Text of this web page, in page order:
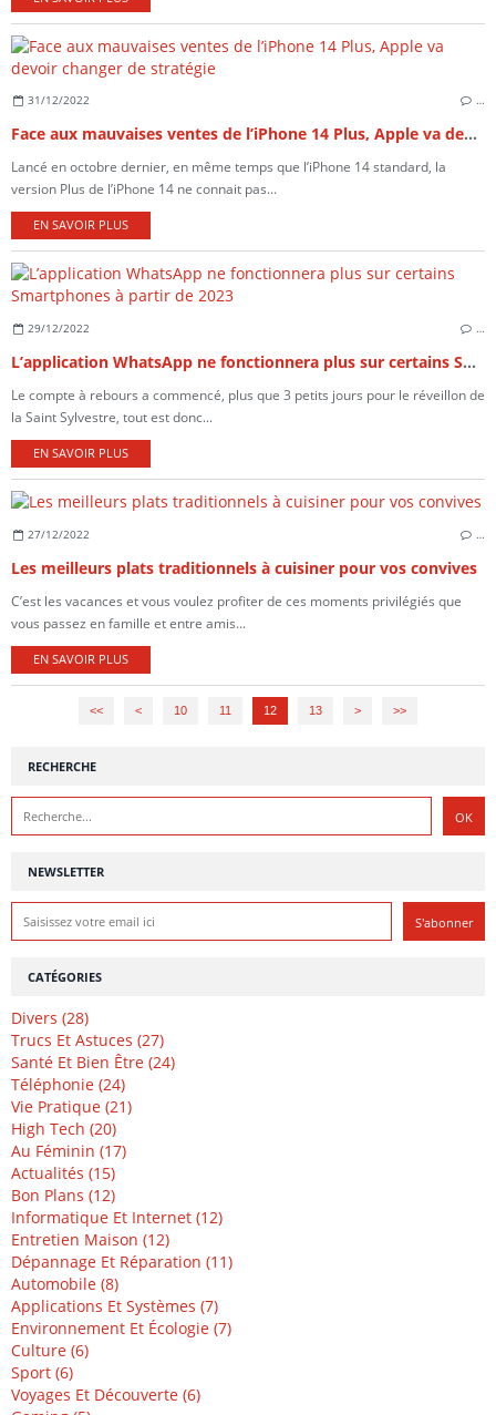
31/12/2022 …
Face aux mauvaises ventes de l’iPhone 14 Plus, Apple va devoir changer de stratégie
Lancé en octobre dernier, en même temps que l’iPhone 14 standard, la
version Plus de l’iPhone 14 ne connait pas...
EN SAVOIR PLUS
29/12/2022 …
L’application WhatsApp ne fonctionnera plus sur certains Smartphones à partir de 2023
Le compte à rebours a commencé, plus que 3 petits jours pour le réveillon de
la Saint Sylvestre, tout est donc...
EN SAVOIR PLUS
27/12/2022 …
Les meilleurs plats traditionnels à cuisiner pour vos convives
C’est les vacances et vous voulez profiter de ces moments privilégiés que
vous passez en famille et entre amis...
EN SAVOIR PLUS
<< < 10 11 12 13 > >>
NEWSLETTER
RECHERCHE
CATÉGORIES
Divers (28)
Trucs Et Astuces (27)
Santé Et Bien Être (24)
Téléphonie (24)
Vie Pratique (21)
High Tech (20)
Au Féminin (17)
Actualités (15)
Bon Plans (12)
Informatique Et Internet (12)
Entretien Maison (12)
Dépannage Et Réparation (11)
Automobile (8)
Applications Et Systèmes (7)
Environnement Et Écologie (7)
Culture (6)
Sport (6)
Voyages Et Découverte (6)